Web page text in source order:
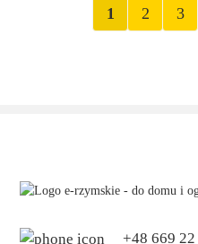
1 2 3
+48 669 22